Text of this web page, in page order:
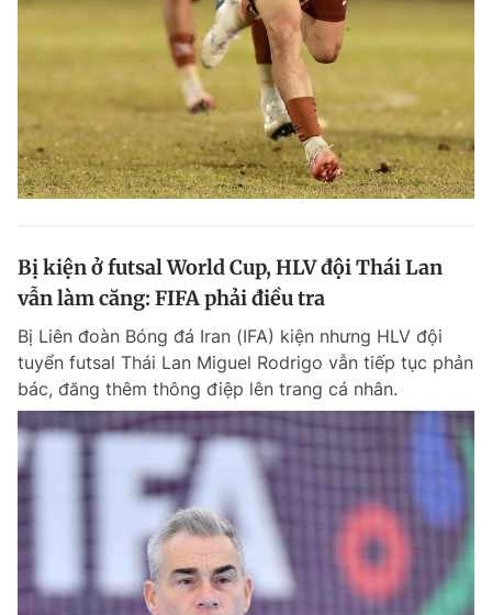
Bị kiện ở futsal World Cup, HLV đội Thái Lan
vẫn làm căng: FIFA phải điều tra
Bị Liên đoàn Bóng đá Iran (IFA) kiện nhưng HLV đội
tuyển futsal Thái Lan Miguel Rodrigo vẫn tiếp tục phản
bác, đăng thêm thông điệp lên trang cá nhân.